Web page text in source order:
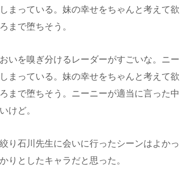
まっている。妹の幸せをちゃんと考えて欲
まで堕ちそう。
いを嗅ぎ分けるレーダーがすごいな。ニー
まっている。妹の幸せをちゃんと考えて欲
まで堕ちそう。ニーニーが適当に言った中
けど。
り石川先生に会いに行ったシーンはよかっ
りとしたキャラだと思った。